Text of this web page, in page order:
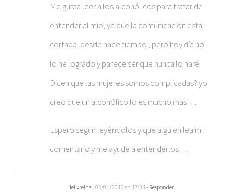
Me gusta leer a los alcohólicos para tratar de
entender al mio, ya que la comunicación esta
cortada, desde hace tiempo , pero hoy día no
lo he logrado y parece ser que nunca lo haré.
Dicen que las mujeres somos complicadas? yo
creo que un alcohólico lo es mucho mas….
Espero seguir leyéndolos y que alguien lea mi
comentario y me ayude a entenderlos…
felixreina 02/01/2016 en 17:34- Responder